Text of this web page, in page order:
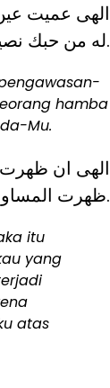
الهى عميت
له من حبك نصيبا.
hamba
Mu.
الهى ان
ظهرت المساوئ منى فبعدلك ولك الحجة علي.
itu
yang
atas